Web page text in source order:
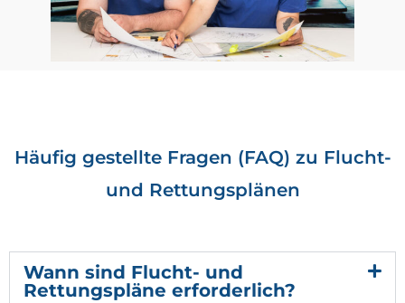
Häufig gestellte Fragen (FAQ) zu Flucht-
und Rettungsplänen
Wann sind Flucht- und
Rettungspläne erforderlich?